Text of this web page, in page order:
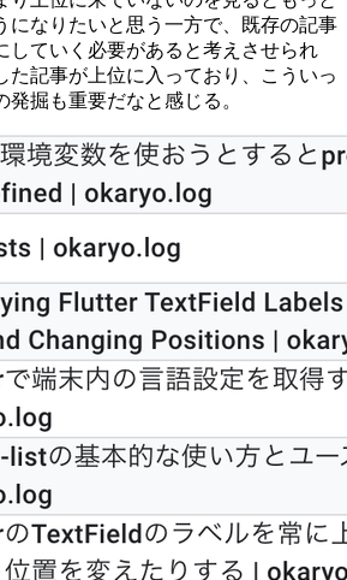
になりたいと思う一方で、既存の記事
していく必要があると考えさせられ
た記事が上位に入っており、こういっ
掘も重要だなと感じる。